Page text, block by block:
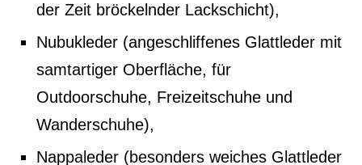
der Zeit bröckelnder Lackschicht),
Nubukleder (angeschliffenes Glattleder mit
samtartiger Oberfläche, für
Outdoorschuhe, Freizeitschuhe und
Wanderschuhe),
Nappaleder (besonders weiches Glattleder